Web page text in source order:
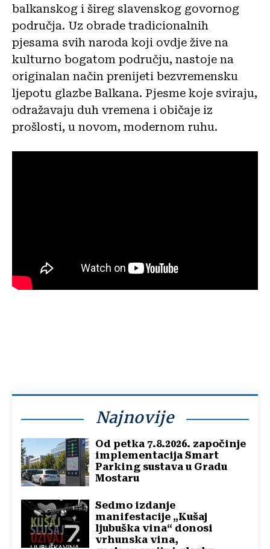
balkanskog i šireg slavenskog govornog
područja. Uz obrade tradicionalnih
pjesama svih naroda koji ovdje žive na
kulturno bogatom području, nastoje na
originalan način prenijeti bezvremensku
ljepotu glazbe Balkana. Pjesme koje sviraju,
odražavaju duh vremena i običaje iz
prošlosti, u novom, modernom ruhu.
Najnovije
Od petka 7.8.2026. započinje
implementacija Smart
Parking sustava u Gradu
Mostaru
Sedmo izdanje
manifestacije „Kušaj
ljubuška vina“ donosi
vrhunska vina,